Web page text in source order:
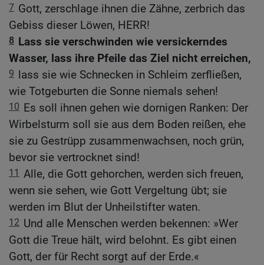
7 Gott, zerschlage ihnen die Zähne, zerbrich das
Gebiss dieser Löwen, HERR!
8 Lass sie verschwinden wie versickerndes
Wasser, lass ihre Pfeile das Ziel nicht erreichen,
9 lass sie wie Schnecken in Schleim zerfließen,
wie Totgeburten die Sonne niemals sehen!
10 Es soll ihnen gehen wie dornigen Ranken: Der
Wirbelsturm soll sie aus dem Boden reißen, ehe
sie zu Gestrüpp zusammenwachsen, noch grün,
bevor sie vertrocknet sind!
11 Alle, die Gott gehorchen, werden sich freuen,
wenn sie sehen, wie Gott Vergeltung übt; sie
werden im Blut der Unheilstifter waten.
12 Und alle Menschen werden bekennen: »Wer
Gott die Treue hält, wird belohnt. Es gibt einen
Gott, der für Recht sorgt auf der Erde.«